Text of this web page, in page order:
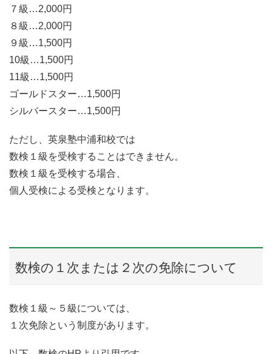
７級…2,000円
８級…2,000円
９級…1,500円
10級…1,500円
11級…1,500円
ゴールドスター…1,500円
シルバースター…1,500円
ただし、英泉塾中浦和校では
数検１級を受検することはできません。
数検１級を受検する場合、
個人受検による受検となります。
数検の１次または２次の免除について
数検１級～５級については、
１次免除という制度があります。